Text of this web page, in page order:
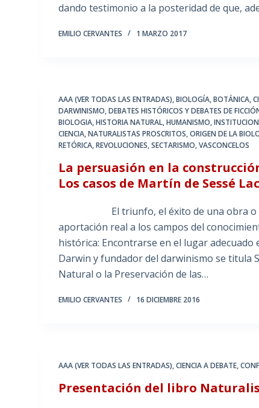
dando testimonio a la posteridad de que,
EMILIO CERVANTES 1 MARZO 2017
AAA (VER TODAS LAS ENTRADAS),BIOLOGÍA,BOTÁNICA,
DARWINISMO,DEBATES HISTÓRICOS Y DEBATES DE
BIOLOGIA,HISTORIA NATURAL,HUMANISMO,
CIENCIA,NATURALISTAS PROSCRITOS,ORIGEN DE LA
RETÓRICA,REVOLUCIONES,SECTARISMO,VASCONCELOS
La persuasión en la
Los casos de Martín de Sessé
El triunfo, el éxito de una obra o de
aportación real a los campos del
histórica: Encontrarse en el lugar
Darwin y fundador del darwinismo se titula
Natural o la Preservación de las…
EMILIO CERVANTES 16 DICIEMBRE 2016
AAA (VER TODAS LAS ENTRADAS),CIENCIA A DEBATE,
Presentación del libro